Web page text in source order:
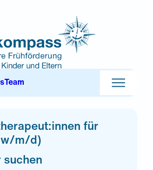
Team
Team: wir über uns
Karriere
für
m/d)
suchen